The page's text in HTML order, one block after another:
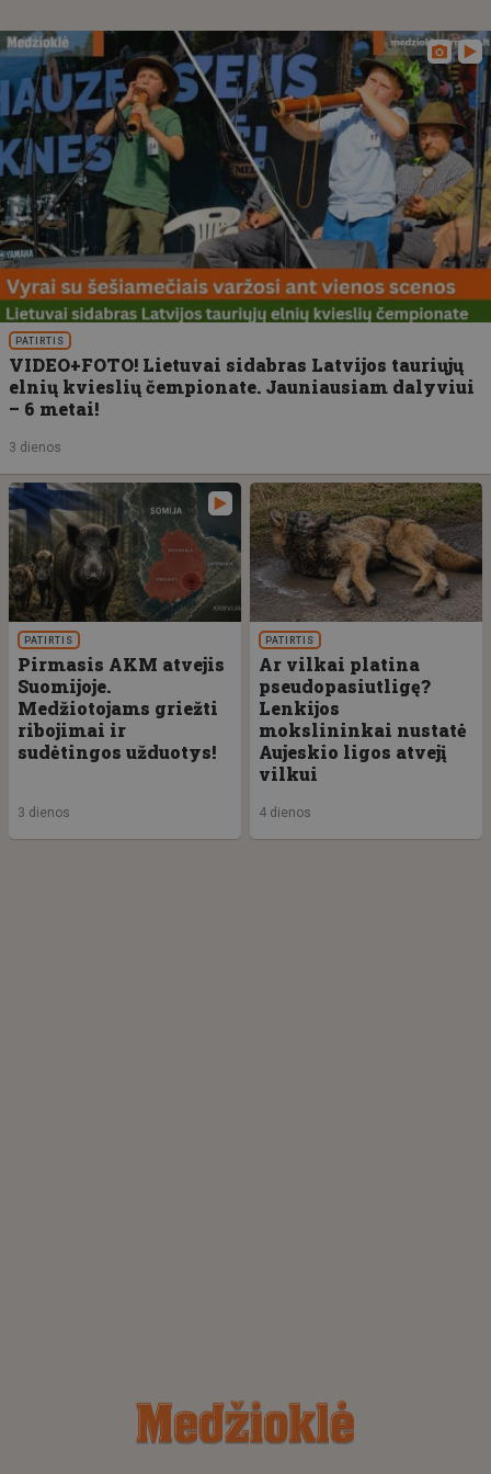
PATIRTIS
VIDEO+FOTO! Lietuvai sidabras Latvijos tauriųjų
elnių kvieslių čempionate. Jauniausiam dalyviui
– 6 metai!
3 dienos
PATIRTIS
Pirmasis AKM atvejis
Suomijoje.
Medžiotojams griežti
ribojimai ir
sudėtingos užduotys!
3 dienos
PATIRTIS
Ar vilkai platina
pseudopasiutligę?
Lenkijos
mokslininkai nustatė
Aujeskio ligos atvejį
vilkui
4 dienos